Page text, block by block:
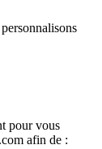
pour vous
afin de :